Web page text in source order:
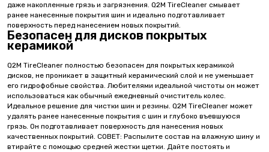
даже накопленные грязь и загрязнения. Q2M TireCleaner смывает
ранее нанесенные покрытия шин и идеально подготавливает
поверхность перед нанесением новых покрытий.
Безопасен для дисков покрытых
керамикой
Q2M TireCleaner полностью безопасен для покрытых керамикой
дисков, не проникает в защитный керамический слой и не уменьшает
его гидрофобные свойства. Любителями идеальной чистоты он может
использоваться как обычный ежедневный очиститель колес.
Идеальное решение для чистки шин и резины. Q2M TireCleaner может
удалять ранее нанесенные покрытия с шин и глубоко въевшуюся
грязь. Он подготавливает поверхность для нанесения новых
качественных покрытий. СОВЕТ: Распылите состав на влажную шину и
втирайте с помощью средней жестки щетки. Дайте постоять и